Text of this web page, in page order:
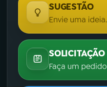
SUGESTÃO
Envie uma ideia.
SOLICITAÇÃO
Faça um